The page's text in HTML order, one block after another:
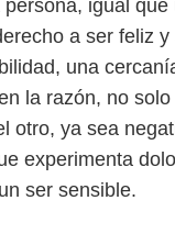
igual
a ser feliz
una
la razón, no
otro, ya sea
experimenta
ser sensible.